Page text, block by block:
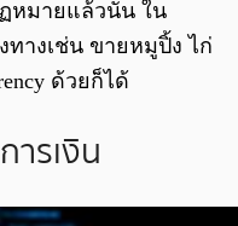
ฏหมายแล้วนั้น ใน
ทางเช่น ขายหมูปิ้ง ไก่
ด้วยก็ได้
รเงิน